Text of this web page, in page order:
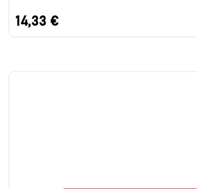
14,33 €